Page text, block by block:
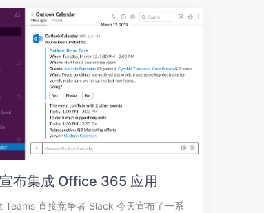
布集成 Office 365 应用
Teams 直接竞争者 Slack 今天宣布了一系